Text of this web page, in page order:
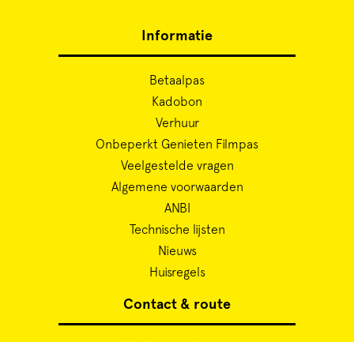
Informatie
Betaalpas
Kadobon
Verhuur
Onbeperkt Genieten Filmpas
Veelgestelde vragen
Algemene voorwaarden
ANBI
Technische lijsten
Nieuws
Huisregels
Contact & route